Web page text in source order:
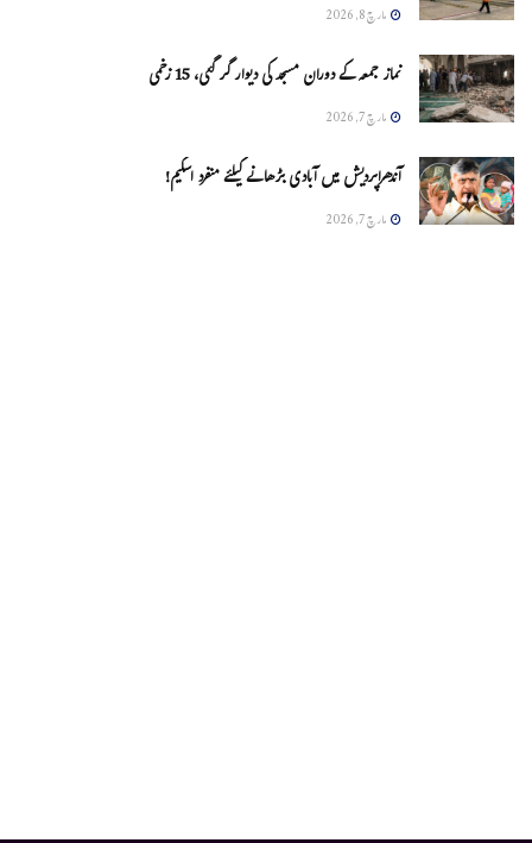
مارچ 8, 2026
نماز جمعہ کے دوران مسجد کی دیوار گر گئی، 15 زخمی
مارچ 7, 2026
آندھراپردیش میں آبادی بڑھانے کیلئے منفرد اسکیم!
مارچ 7, 2026